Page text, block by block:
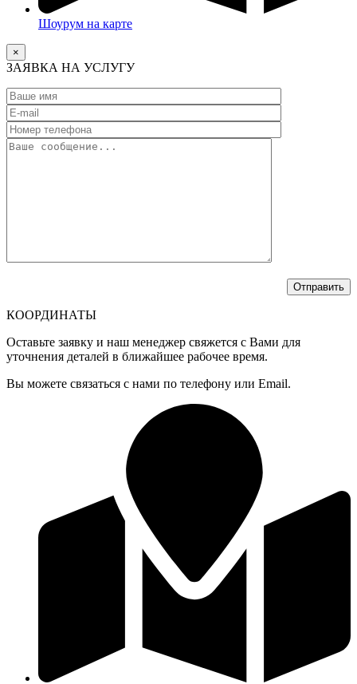
Шоурум на карте
×
ЗАЯВКА НА УСЛУГУ
КООРДИНАТЫ
Оставьте заявку и наш менеджер свяжется с Вами для
уточнения деталей в ближайшее рабочее время.
Вы можете связаться с нами по телефону или Email.